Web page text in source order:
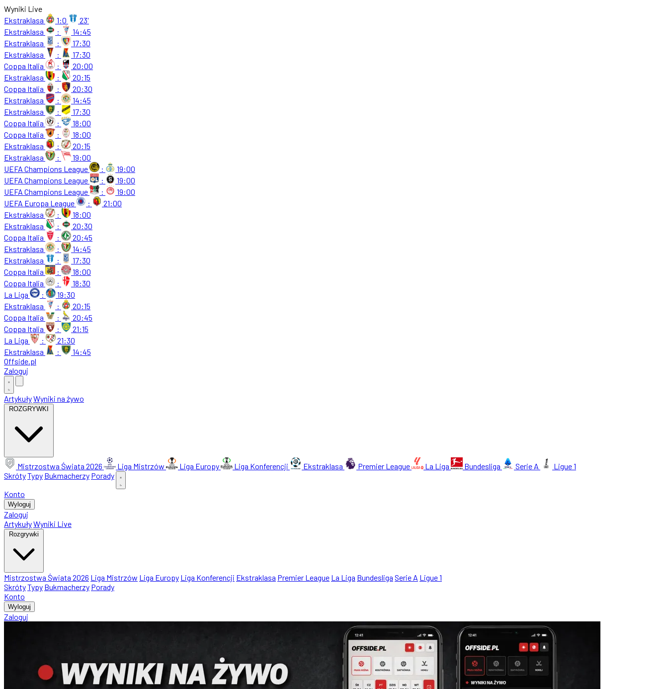
Wyniki Live
Ekstraklasa
1:0
23'
Ekstraklasa
:
14:45
Ekstraklasa
:
17:30
Ekstraklasa
:
17:30
Coppa Italia
:
20:00
Ekstraklasa
:
20:15
Coppa Italia
:
20:30
Ekstraklasa
:
14:45
Ekstraklasa
:
17:30
Coppa Italia
:
18:00
Coppa Italia
:
18:00
Ekstraklasa
:
20:15
Ekstraklasa
:
19:00
UEFA Champions League
:
19:00
UEFA Champions League
:
19:00
UEFA Champions League
:
19:00
UEFA Europa League
:
21:00
Ekstraklasa
:
18:00
Ekstraklasa
:
20:30
Coppa Italia
:
20:45
Ekstraklasa
:
14:45
Ekstraklasa
:
17:30
Coppa Italia
:
18:00
Coppa Italia
:
18:30
La Liga
:
19:30
Ekstraklasa
:
20:15
Coppa Italia
:
20:45
Coppa Italia
:
21:15
La Liga
:
21:30
Ekstraklasa
:
14:45
Offside.pl
Zaloguj
ArtykułyWyniki na żywo
ROZGRYWKI
Mistrzostwa Świata 2026 Liga Mistrzów Liga Europy Liga Konferencji Ekstraklasa Premier League La Liga Bundesliga Serie A
Ligue 1
SkrótyTypy Bukmacherzy Porady
Konto
Wyloguj
Zaloguj
ArtykułyWyniki Live
Rozgrywki
Mistrzostwa Świata 2026 Liga Mistrzów Liga Europy Liga Konferencji Ekstraklasa Premier League La Liga Bundesliga Serie A Ligue 1
SkrótyTypy Bukmacherzy Porady
Konto
Wyloguj
Zaloguj